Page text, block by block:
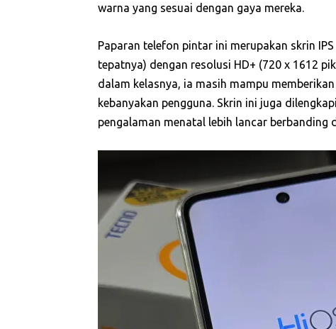
warna yang sesuai dengan gaya mereka.
Paparan telefon pintar ini merupakan skrin
tepatnya) dengan resolusi HD+ (720 x 1612
dalam kelasnya, ia masih mampu
kebanyakan pengguna. Skrin ini juga
pengalaman menatal lebih lancar berbanding